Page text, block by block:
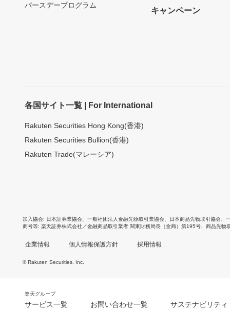
バースデープログラム
キャンペーン
各国サイト一覧 | For International
Rakuten Securities Hong Kong(香港)
Rakuten Securities Bullion(香港)
Rakuten Trade(マレーシア)
加入協会 日本証券業協会 一般社団法人金融先物取引業協会 日本商品先物取引協会
商号等 楽天証券株式会社／金融商品取引業者 関東財務局長（金商）第195号、商品先物
企業情報 個人情報保護方針 採用情報
© Rakuten Securities, Inc.
楽天グループ
サービス一覧 お問い合わせ一覧 サステナビリティ